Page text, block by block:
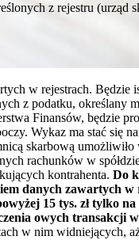
z rejestru (urząd
w rejestrach. Będzie
z podatku, określany
Finansów, będzie
Wykaz ma stać się
skarbową
rachunków w
kontrahenta. Do
danych zawartych w
15 tys. zł tylko
owych transakcji w
w nim widniejących,